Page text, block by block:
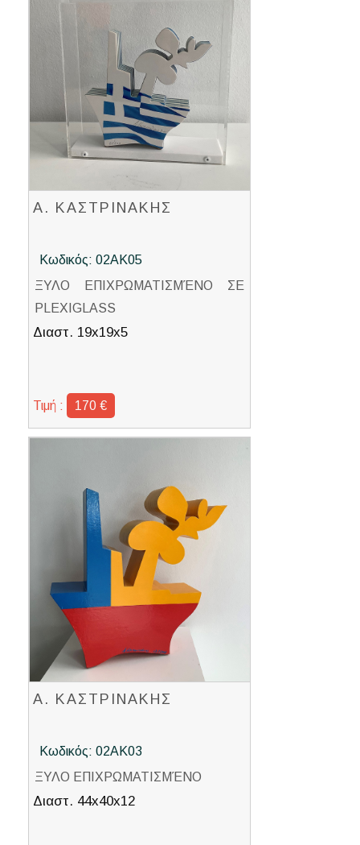
Α. ΚΑΣΤΡΙΝΑΚΗΣ
Κωδικός: 02ΑΚ05
ΞΥΛΟ ΕΠΙΧΡΩΜΑΤΙΣΜΈΝΟ ΣΕ
PLEXIGLASS
Διαστ. 19x19x5
Τιμή : 170 €
Α. ΚΑΣΤΡΙΝΑΚΗΣ
Κωδικός: 02ΑΚ03
ΞΥΛΟ ΕΠΙΧΡΩΜΑΤΙΣΜΈΝΟ
Διαστ. 44x40x12